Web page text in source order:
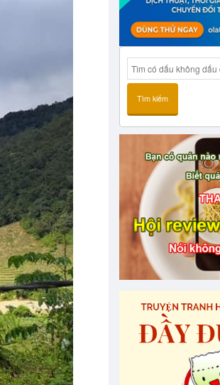
Tìm kiếm